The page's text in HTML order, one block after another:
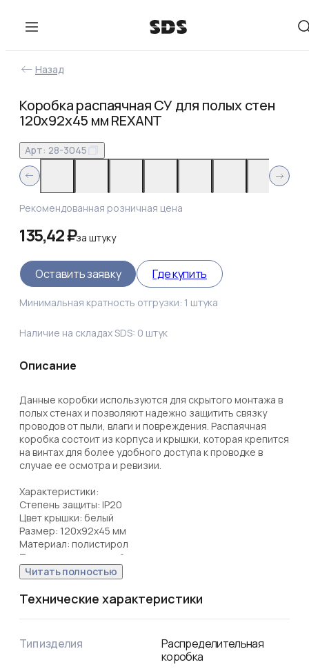
Назад
Коробка распаячная СУ для полых стен
120х92х45 мм REXANT
Арт: 28-3045
Рекомендованная розничная цена
135,42 ₽заштуку
Оставить заявку Где купить
Минимальная кратность отгрузки: 1 штука
Наличие на складах SDS: 0 штук
Описание
Данные коробки используются для скрытого монтажа в
полых стенах и позволяют надежно защитить связку
проводов от пыли, влаги и повреждения. Распаячная
коробка состоит из корпуса и крышки, которая крепится
на винтах для более удобного доступа к проводке в
случае ее осмотра и ревизии.
Характеристики:
Степень защиты: IP20
Цвет крышки: белый
Размер: 120х92х45 мм
Материал: полистирол
Читать полностью
Технические характеристики
Тип изделия
Распределительная
коробка